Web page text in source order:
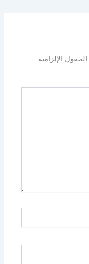
الحقول الإلزامية